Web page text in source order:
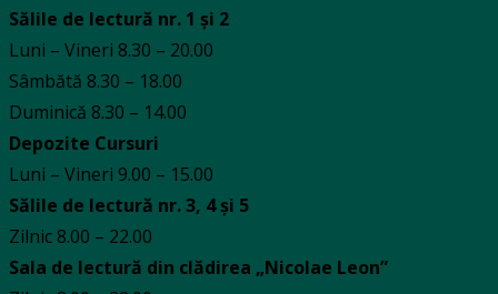
Sălile de lectură nr. 1 și 2
Luni – Vineri 8.30 – 20.00
Sâmbătă 8.30 – 18.00
Duminică 8.30 – 14.00
Depozite Cursuri
Luni – Vineri 9.00 – 15.00
Sălile de lectură nr. 3, 4 și 5
Zilnic 8.00 – 22.00
Sala de lectură din clădirea „Nicolae Leon”